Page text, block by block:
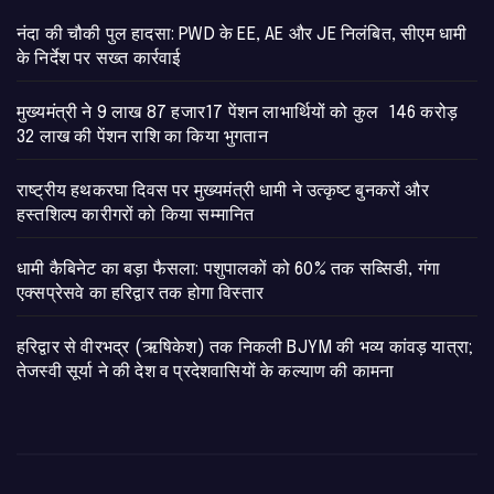
नंदा की चौकी पुल हादसा: PWD के EE, AE और JE निलंबित, सीएम धामी
के निर्देश पर सख्त कार्रवाई
मुख्यमंत्री ने 9 लाख 87 हजार17 पेंशन लाभार्थियों को कुल 146 करोड़
32 लाख की पेंशन राशि का किया भुगतान
राष्ट्रीय हथकरघा दिवस पर मुख्यमंत्री धामी ने उत्कृष्ट बुनकरों और
हस्तशिल्प कारीगरों को किया सम्मानित
​धामी कैबिनेट का बड़ा फैसला: पशुपालकों को 60% तक सब्सिडी, गंगा
एक्सप्रेसवे का हरिद्वार तक होगा विस्तार
​हरिद्वार से वीरभद्र (ऋषिकेश) तक निकली BJYM की भव्य कांवड़ यात्रा;
तेजस्वी सूर्या ने की देश व प्रदेशवासियों के कल्याण की कामना